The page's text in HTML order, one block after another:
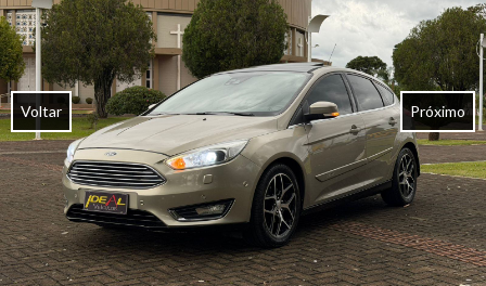
Voltar Próximo